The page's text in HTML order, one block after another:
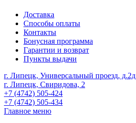
Доставка
Способы оплаты
Контакты
Бонусная программа
Гарантии и возврат
Пункты выдачи
г. Липецк, Универсальный проезд, д.2д
г. Липецк, Свиридова, 2
+7 (4742) 505-424
+7 (4742) 505-434
Главное меню